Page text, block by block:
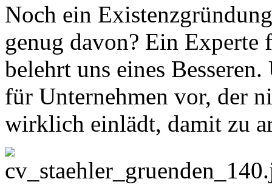
Noch ein
genug davon? Ein
belehrt uns eines
für Unternehmen vor, der
wirklich einlädt, damit zu